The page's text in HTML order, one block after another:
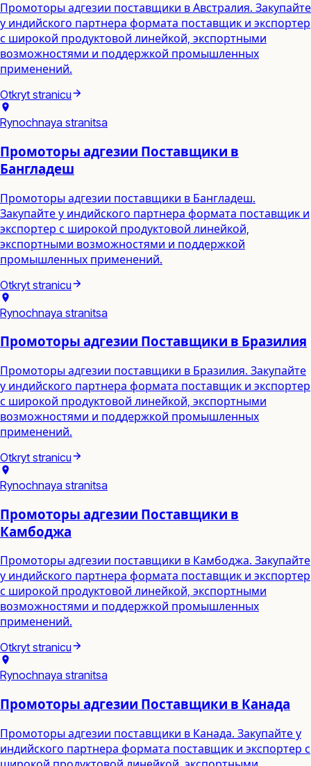
Промоторы адгезии поставщики в Австралия. Закупайте
у индийского партнера формата поставщик и экспортер
с широкой продуктовой линейкой, экспортными
возможностями и поддержкой промышленных
применений.
Otkryt stranicu
Rynochnaya stranitsa
Промоторы адгезии Поставщики в
Бангладеш
Промоторы адгезии поставщики в Бангладеш.
Закупайте у индийского партнера формата поставщик и
экспортер с широкой продуктовой линейкой,
экспортными возможностями и поддержкой
промышленных применений.
Otkryt stranicu
Rynochnaya stranitsa
Промоторы адгезии Поставщики в Бразилия
Промоторы адгезии поставщики в Бразилия. Закупайте
у индийского партнера формата поставщик и экспортер
с широкой продуктовой линейкой, экспортными
возможностями и поддержкой промышленных
применений.
Otkryt stranicu
Rynochnaya stranitsa
Промоторы адгезии Поставщики в
Камбоджа
Промоторы адгезии поставщики в Камбоджа. Закупайте
у индийского партнера формата поставщик и экспортер
с широкой продуктовой линейкой, экспортными
возможностями и поддержкой промышленных
применений.
Otkryt stranicu
Rynochnaya stranitsa
Промоторы адгезии Поставщики в Канада
Промоторы адгезии поставщики в Канада. Закупайте у
индийского партнера формата поставщик и экспортер с